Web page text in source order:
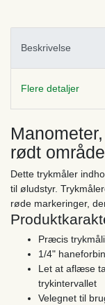
Beskrivelse
Flere detaljer
rødt
Dette trykmåler
til øludstyr.
røde markeringer,
Præcis
1/4"
Let at aflæse
trykintervallet
Velegnet til